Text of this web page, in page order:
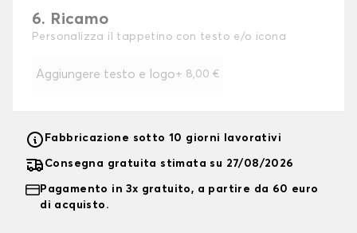
6. Ricamo
Personalizza il tappetino con testo e/o icona
Aggiungere testo e logo+ 8,00 €
Fabbricazione sotto 10 giorni lavorativi
Consegna gratuita stimata su 27/08/2026
Pagamento in 3x gratuito, a partire da 60 euro
di acquisto.